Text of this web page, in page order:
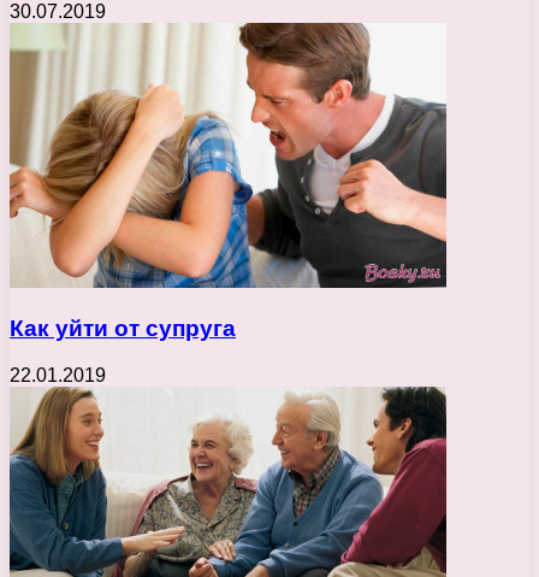
30.07.2019
Как уйти от супруга
22.01.2019